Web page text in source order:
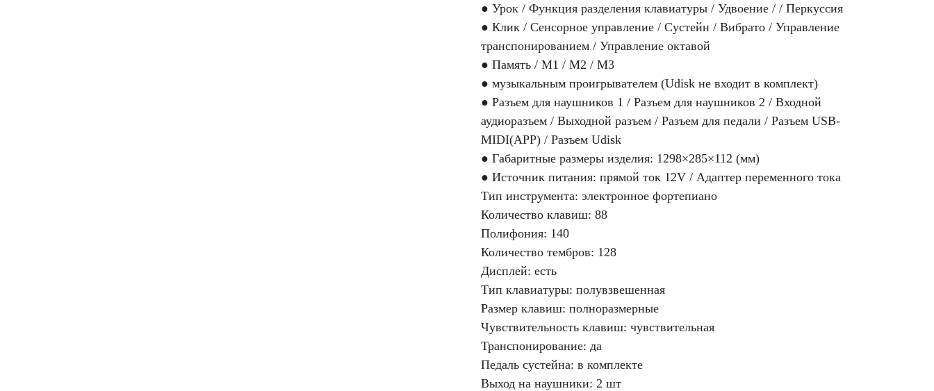
● Урок / Функция разделения клавиатуры / Удвоение / / Перкуссия
● Клик / Сенсорное управление / Сустейн / Вибрато / Управление
транспонированием / Управление октавой
● Память / M1 / M2 / M3
● музыкальным проигрывателем (Udisk не входит в комплект)
● Разъем для наушников 1 / Разъем для наушников 2 / Входной
аудиоразъем / Выходной разъем / Разъем для педали / Разъем USB-
MIDI(APP) / Разъем Udisk
● Габаритные размеры изделия: 1298×285×112 (мм)
● Источник питания: прямой ток 12V / Адаптер переменного тока
Тип инструмента: электронное фортепиано
Количество клавиш: 88
Полифония: 140
Количество тембров: 128
Дисплей: есть
Тип клавиатуры: полувзвешенная
Размер клавиш: полноразмерные
Чувствительность клавиш: чувствительная
Транспонирование: да
Педаль сустейна: в комплекте
Выход на наушники: 2 шт